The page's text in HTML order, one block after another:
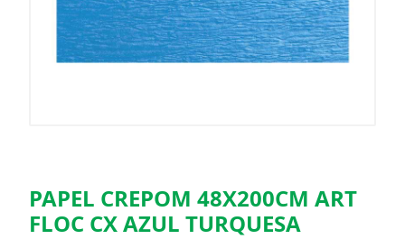
PAPEL CREPOM 48X200CM ART
FLOC CX AZUL TURQUESA